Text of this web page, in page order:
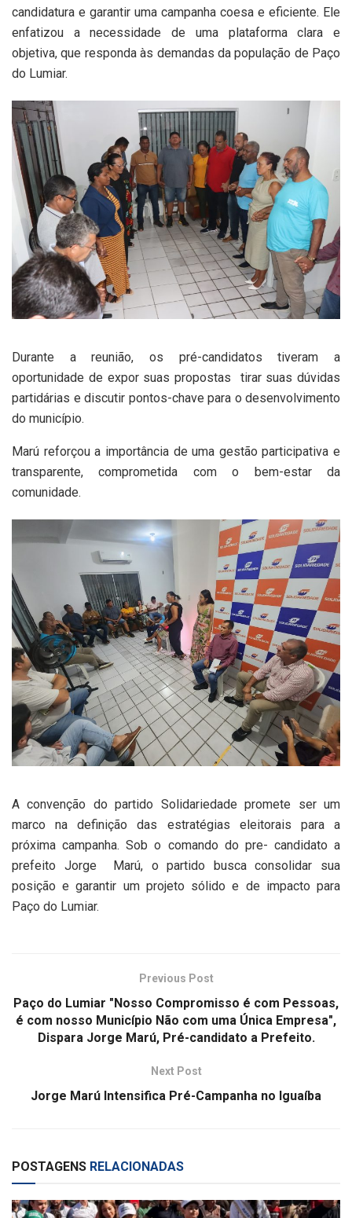
candidatura e garantir uma campanha coesa e eficiente. Ele
enfatizou a necessidade de uma plataforma clara e
objetiva, que responda às demandas da população de Paço
do Lumiar.
Durante a reunião, os pré-candidatos tiveram a
oportunidade de expor suas propostas tirar suas dúvidas
partidárias e discutir pontos-chave para o desenvolvimento
do município.
Marú reforçou a importância de uma gestão participativa e
transparente, comprometida com o bem-estar da
comunidade.
A convenção do partido Solidariedade promete ser um
marco na definição das estratégias eleitorais para a
próxima campanha. Sob o comando do pre- candidato a
prefeito Jorge Marú, o partido busca consolidar sua
posição e garantir um projeto sólido e de impacto para
Paço do Lumiar.
Previous Post
Paço do Lumiar "Nosso Compromisso é com Pessoas,
é com nosso Município Não com uma Única Empresa",
Dispara Jorge Marú, Pré-candidato a Prefeito.
Next Post
Jorge Marú Intensifica Pré-Campanha no Iguaíba
POSTAGENS RELACIONADAS